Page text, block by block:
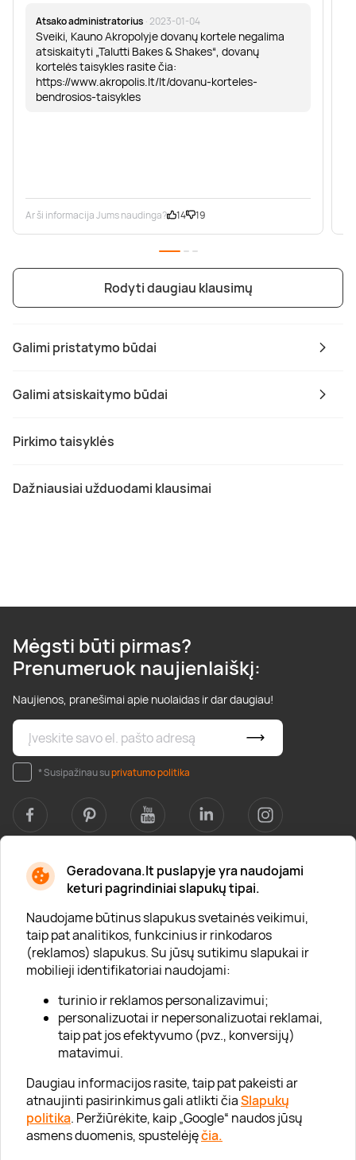
Geradovana.lt puslapyje yra naudojami
keturi pagrindiniai slapukų tipai.
Naudojame būtinus slapukus svetainės veikimui,
taip pat analitikos, funkcinius ir rinkodaros
(reklamos) slapukus. Su jūsų sutikimu slapukai ir
mobilieji identifikatoriai naudojami:
turinio ir reklamos personalizavimui;
personalizuotai ir nepersonalizuotai reklamai,
taip pat jos efektyvumo (pvz., konversijų)
matavimui.
Daugiau informacijos rasite, taip pat pakeisti ar
atnaujinti pasirinkimus gali atlikti čiaSlapukų
politika. Peržiūrėkite, kaip „Google“ naudos jūsų
asmens duomenis, spustelėjęčia.
Galimi pristatymo būdai
Galimi atsiskaitymo būdai
Pirkimo taisyklės
Dažniausiai užduodami klausimai
Atsako administratorius · 2023-01-04
Sveiki, Kauno Akropolyje dovanų kortele negalima
atsiskaityti „Talutti Bakes & Shakes“, dovanų
kortelės taisykles rasite čia:
https://www.akropolis.lt/lt/dovanu-korteles-
bendrosios-taisykles
Ar ši informacija Jums naudinga? 14 19
Rodyti daugiau klausimų
Mėgsti būti pirmas?
Prenumeruok naujienlaiškį:
Naujienos, pranešimai apie nuolaidas ir dar daugiau!
* Susipažinau suprivatumo politika
Apie mus
Apie „Gera Dovana“
Lojalumo klubas
Karjera
Visi partneriai
Kontaktai
Tinklaraštis
Informacija